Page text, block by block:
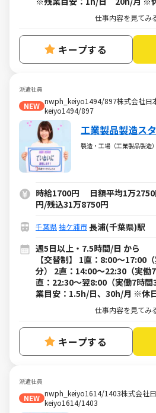
仕事内容を見てみ
キープする
派遣社員
NEW nwph_keiyo1494/897株式会社日
keiyo1494/897
工業製品製造ス
製造・工場（工業製品製造）
時給1700円 日額平均1万
円/残込31万8750円
千葉県袖ケ浦市長浦(千葉県)駅
週5日以上・7.5時間/日 から
【交替制】 1直：8:00～17:00
分） 2直：14:00～22:30（実働
直：22:30～翌8:00（実働7時
業目安：1.5h/日、30h/月 ※休
仕事内容を見てみ
キープする
派遣社員
NEW nwph_keiyo1614/1403株式会社
keiyo1614/1403